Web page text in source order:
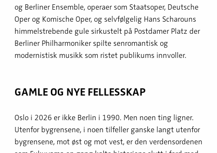
og Berliner Ensemble, operaer som Staatsoper, Deutsche
Oper og Komische Oper, og selvfølgelig Hans Scharouns
himmelstrebende gule sirkustelt på Postdamer Platz der
Berliner Philharmoniker spilte senromantisk og
modernistisk musikk som ristet publikums innvoller.
GAMLE OG NYE FELLESSKAP
Oslo i 2026 er ikke Berlin i 1990. Men noen ting ligner.
Utenfor bygrensene, i noen tilfeller ganske langt utenfor
bygrensene, mot øst og mot vest, er den verdensordenen